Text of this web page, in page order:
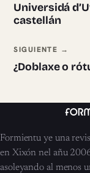
Universidá
castellán
SIGUIENTE →
¿Doblaxe o
Formientu ye una
en Xixón nel añu
asoleyando al menos